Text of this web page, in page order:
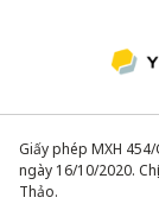
Giấy phép MXH
ngày 16/10/2020.
Thảo.